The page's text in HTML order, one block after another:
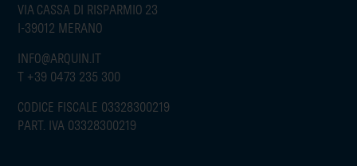
VIA CASSA DI RISPARMIO 23
I-39012 MERANO
INFO@ARQUIN.IT
T +39 0473 235 300
CODICE FISCALE 03328300219
PART. IVA 03328300219